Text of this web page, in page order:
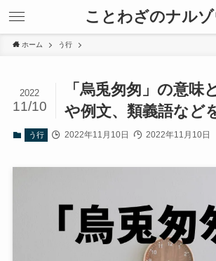
ことわざのナルゾ
ホーム う行
「烏兎匆匆」の意味
や例文、類義語など
2022
11/10
う行 2022年11月10日 2022年11月10日